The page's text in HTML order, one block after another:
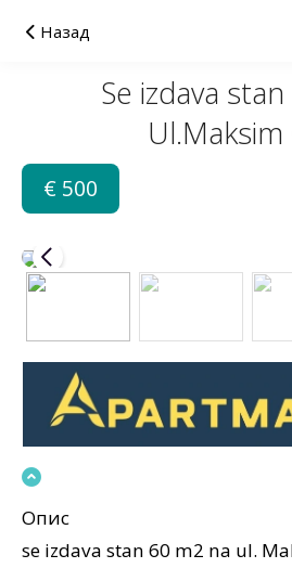
Назад
Se izdava
Ul.Maksim
€ 500
Опис
se izdava stan 60 m2 na ul.